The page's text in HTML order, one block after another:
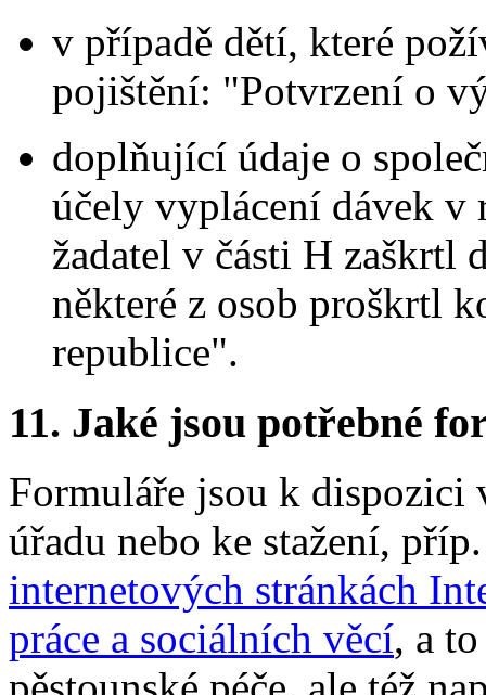
v případě dětí, které
pojištění: "Potvrzení o
doplňující údaje o
účely vyplácení dávek v
žadatel v části H zaškrtl
některé z osob proškrtl
republice".
11. Jaké jsou potřebné
Formuláře jsou k dispozici
úřadu nebo ke stažení,
internetových stránkách
práce a sociálních věcí, a